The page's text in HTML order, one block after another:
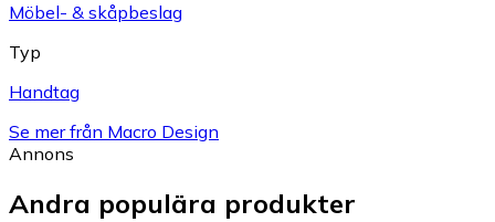
Möbel- & skåpbeslag
Typ
Handtag
Se mer från Macro Design
Annons
Andra populära produkter